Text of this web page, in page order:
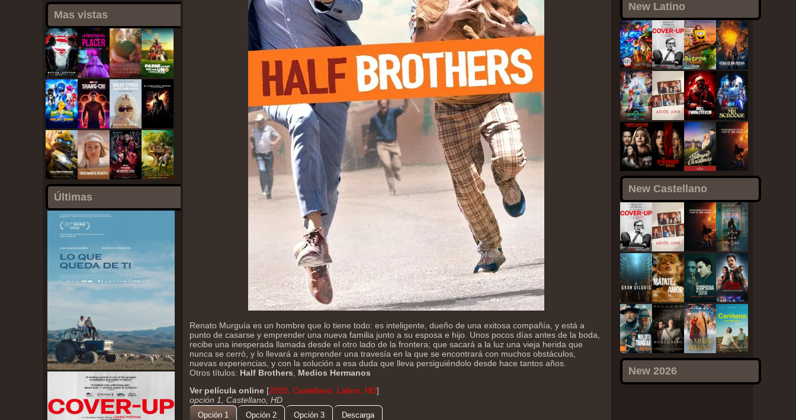
Mas vistas
Últimas
New Latino
New Castellano
New 2026
Renato Murguía es un hombre que lo tiene todo: es inteligente, dueño de una exitosa compañía, y está a
punto de casarse y emprender una nueva familia junto a su esposa e hijo. Unos pocos días antes de la boda,
recibe una inesperada llamada desde el otro lado de la frontera; que sacará a la luz una vieja herida que
nunca se cerró, y lo llevará a emprender una travesía en la que se encontrará con muchos obstáculos,
nuevas experiencias, y con la solución a esa duda que lleva persiguiéndolo desde hace tantos años.
Otros títulos: Half Brothers
Medios Hermanos
Ver película online [2020, Castellano, Latino, HD]
opción 1, Castellano, HD
Opción 1 Opción 2 Opción 3 Descarga